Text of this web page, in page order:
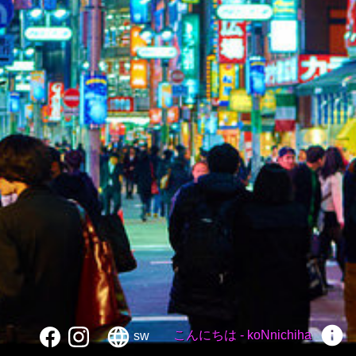
languagesw こんにちは - koNnichiha info